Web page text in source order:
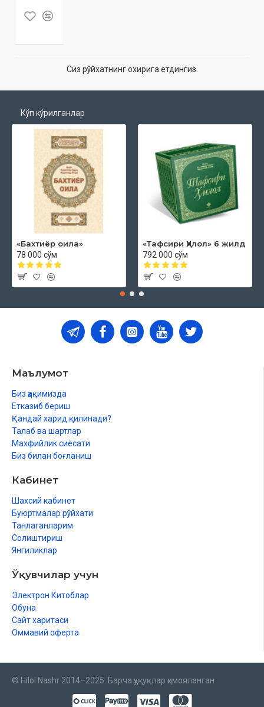
Сиз рўйхатнинг охирига етдингиз.
Кўп кўрилганлар
«Бахтиёр оила»
78 000 сўм
«Тафсири Ҳилол» 6 жилд
792 000 сўм
Маълумот
Биз ҳақимизда
Етказиб бериш
Қандай харид қилинади?
Талаб ва шартлар
Махфийлик сиёсати
Биз билан боғланиш
Кабинет
Шахсий кабинет
Буюртмалар рўйхати
Танлаганларим
Солиштириш
Янгиликлар
Ўқувчилар учун
Электрон Китоблар
Обуна
Сайт харитаси
Оммавий оферта
© Hilol Nashr 2014–2025. Барча ҳуқуқлар ҳимояланган